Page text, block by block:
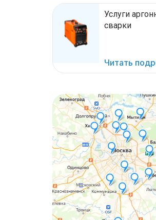
Услуги
сварки
Читать